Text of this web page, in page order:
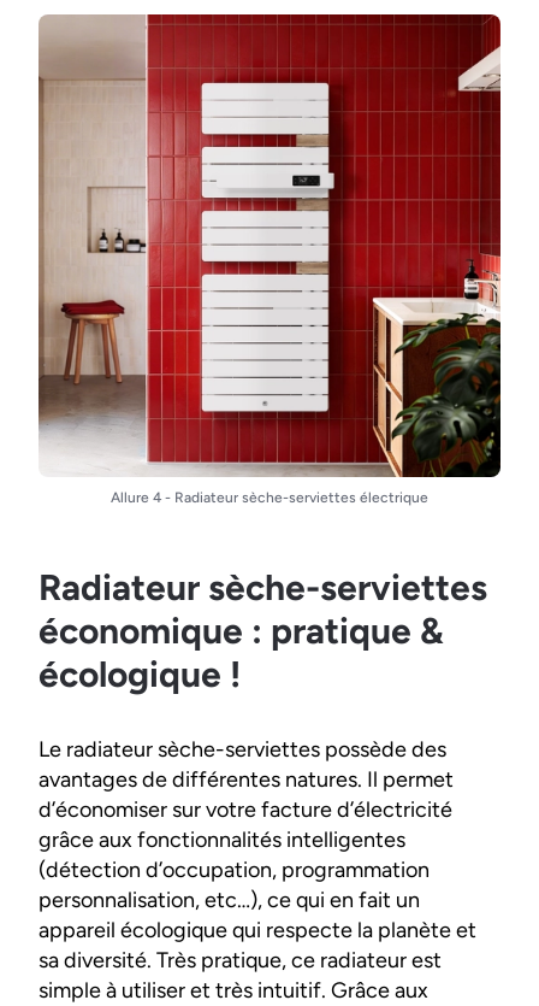
Allure 4 - Radiateur sèche-serviettes électrique
Radiateur sèche-serviettes
économique : pratique &
écologique !
Le radiateur sèche-serviettes possède des
avantages de différentes natures. Il permet
d’économiser sur votre facture d’électricité
grâce aux fonctionnalités intelligentes
(détection d’occupation, programmation
personnalisation, etc…), ce qui en fait un
appareil écologique qui respecte la planète et
sa diversité. Très pratique, ce radiateur est
simple à utiliser et très intuitif. Grâce aux